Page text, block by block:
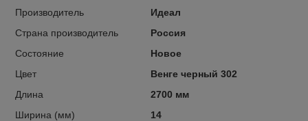
Производитель
Идеал
Страна производитель
Россия
Состояние
Новое
Цвет
Венге черный 302
Длина
2700 мм
Ширина (мм)
14